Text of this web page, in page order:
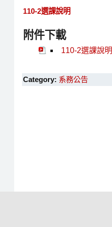
110-2選課說明
附件下載
110-2選課說明
Category: 系務公告